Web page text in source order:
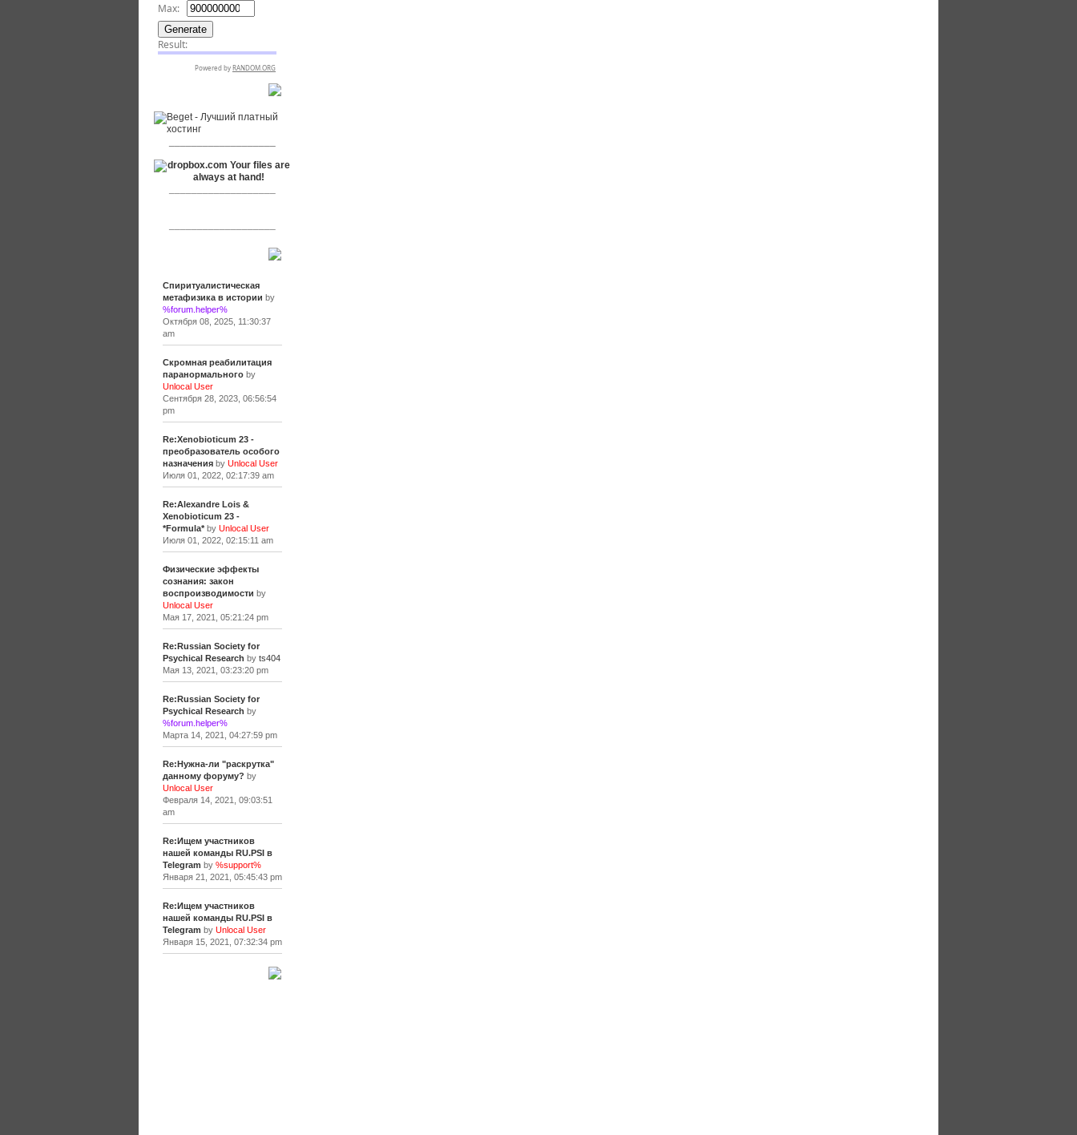
Спиритуалистическая
метафизика в истории by
%forum.helper%
Октября 08, 2025, 11:30:37
am
Скромная реабилитация
паранормальногоby
Unlocal User
Сентября 28, 2023, 06:56:54
pm
Re:Xenobioticum 23 -
преобразователь особого
назначенияby Unlocal User
Июля 01, 2022, 02:17:39 am
Re:Alexandre Lois &
Xenobioticum 23 -
*Formula*by Unlocal User
Июля 01, 2022, 02:15:11 am
Физические эффекты
сознания: закон
воспроизводимости by
Unlocal User
Мая 17, 2021, 05:21:24 pm
Re:Russian Society for
Psychical Research by ts404
Мая 13, 2021, 03:23:20 pm
Re:Russian Society for
Psychical Research by
%forum.helper%
Марта 14, 2021, 04:27:59 pm
Re:Нужна-ли "раскрутка"
данному форуму? by
Unlocal User
Февраля 14, 2021, 09:03:51
am
Re:Ищем участников
нашей команды RU.PSI в
Telegram by %support%
Января 21, 2021, 05:45:43 pm
Re:Ищем участников
нашей команды RU.PSI в
Telegram by Unlocal User
Января 15, 2021, 07:32:34 pm